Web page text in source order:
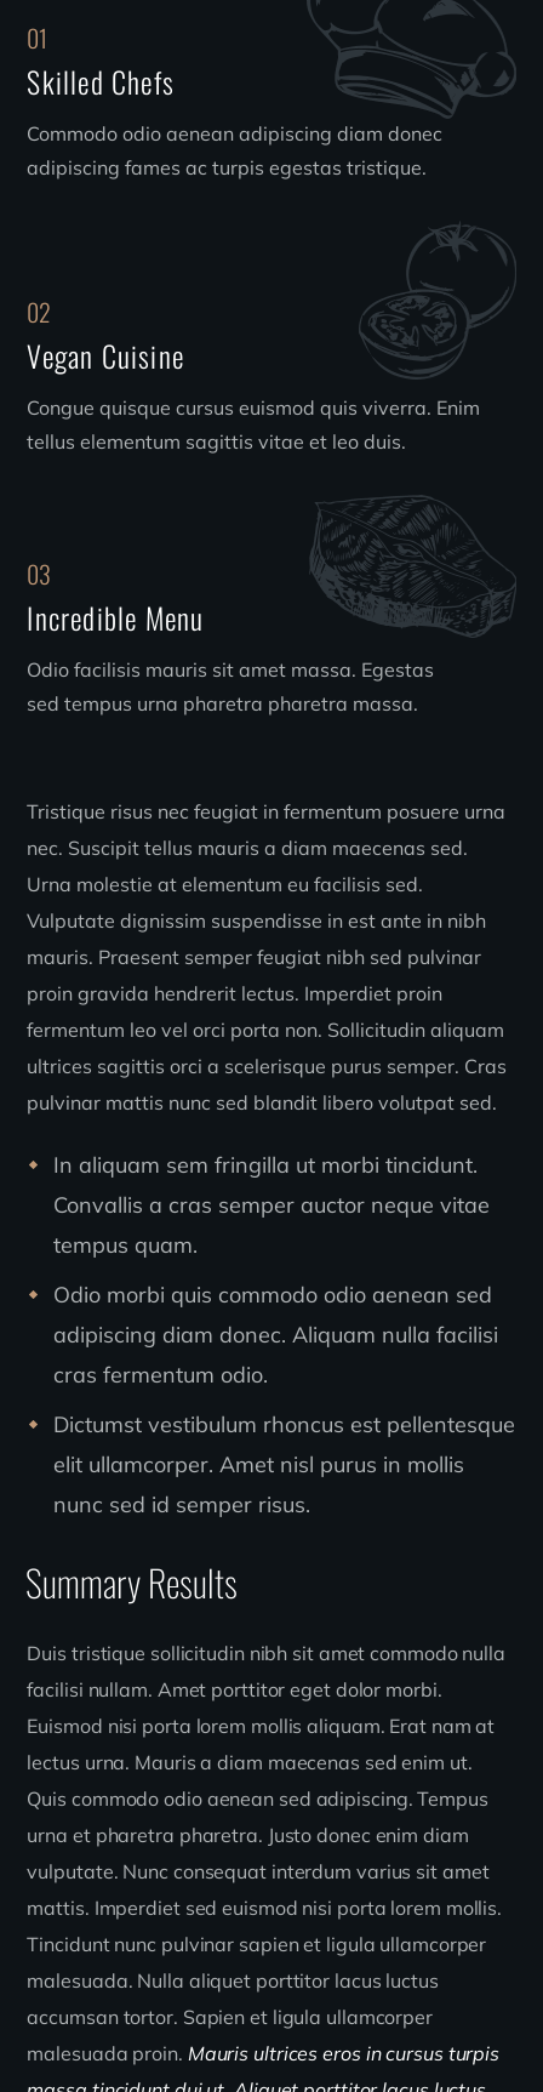
01
Skilled Chefs
Commodo odio aenean adipiscing diam donec
adipiscing fames ac turpis egestas tristique.
02
Vegan Cuisine
Congue quisque cursus euismod quis viverra. Enim
tellus elementum sagittis vitae et leo duis.
03
Incredible Menu
Odio facilisis mauris sit amet massa. Egestas
sed tempus urna pharetra pharetra massa.
Tristique risus nec feugiat in fermentum posuere urna
nec. Suscipit tellus mauris a diam maecenas sed.
Urna molestie at elementum eu facilisis sed.
Vulputate dignissim suspendisse in est ante in nibh
mauris. Praesent semper feugiat nibh sed pulvinar
proin gravida hendrerit lectus. Imperdiet proin
fermentum leo vel orci porta non. Sollicitudin aliquam
ultrices sagittis orci a scelerisque purus semper. Cras
pulvinar mattis nunc sed blandit libero volutpat sed.
In aliquam sem fringilla ut morbi tincidunt.
Convallis a cras semper auctor neque vitae
tempus quam.
Odio morbi quis commodo odio aenean sed
adipiscing diam donec. Aliquam nulla facilisi
cras fermentum odio.
Dictumst vestibulum rhoncus est pellentesque
elit ullamcorper. Amet nisl purus in mollis
nunc sed id semper risus.
Summary Results
Duis tristique sollicitudin nibh sit amet commodo nulla
facilisi nullam. Amet porttitor eget dolor morbi.
Euismod nisi porta lorem mollis aliquam. Erat nam at
lectus urna. Mauris a diam maecenas sed enim ut.
Quis commodo odio aenean sed adipiscing. Tempus
urna et pharetra pharetra. Justo donec enim diam
vulputate. Nunc consequat interdum varius sit amet
mattis. Imperdiet sed euismod nisi porta lorem mollis.
Tincidunt nunc pulvinar sapien et ligula ullamcorper
malesuada. Nulla aliquet porttitor lacus luctus
accumsan tortor. Sapien et ligula ullamcorper
malesuada proin. Mauris ultrices eros in cursus turpis